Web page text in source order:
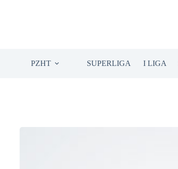
PZHT SUPERLIGA I LIGA